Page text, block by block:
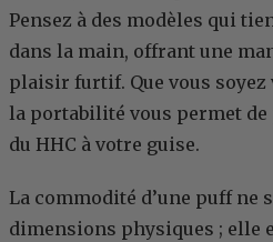
Pensez à des modèles qui
dans la main, offrant une
plaisir furtif. Que vous soyez
la portabilité vous permet
du HHC à votre guise.
La commodité d’une puff ne
dimensions physiques ; elle